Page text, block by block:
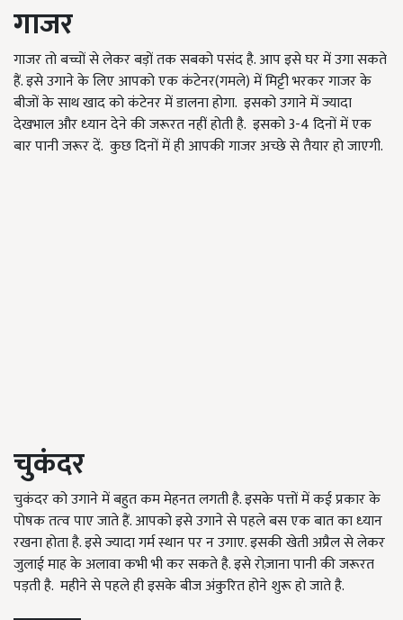
गाजर
गाजर तो बच्चों से लेकर बड़ों तक सबको पसंद है. आप इसे घर में उगा सकते
हैं. इसे उगाने के लिए आपको एक कंटेनर(गमले) में मिट्टी भरकर गाजर के
बीजों के साथ खाद को कंटेनर में डालना होगा. इसको उगाने में ज्‍यादा
देखभाल और ध्‍यान देने की जरूरत नहीं होती है. इसको 3-4 दिनों में एक
बार पानी जरूर दें. कुछ दिनों में ही आपकी गाजर अच्छे से तैयार हो जाएगी.
चुकंदर
चुकंदर को उगाने में बहुत कम मेहनत लगती है. इसके पत्तों में कई प्रकार के
पोषक तत्‍व पाए जाते हैं. आपको इसे उगाने से पहले बस एक बात का ध्‍यान
रखना होता है. इसे ज्यादा गर्म स्थान पर न उगाए. इसकी खेती अप्रैल से लेकर
जुलाई माह के अलावा कभी भी कर सकते है. इसे रोज़ाना पानी की जरूरत
पड़ती है. महीने से पहले ही इसके बीज अंकुरित होने शुरू हो जाते है.